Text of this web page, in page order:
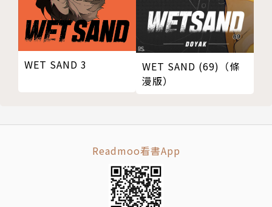
WET SAND 3
WET SAND (69)（條
漫版）
Readmoo看書App